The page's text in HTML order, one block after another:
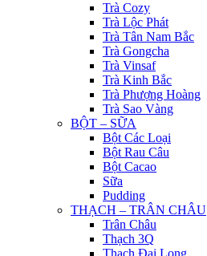
Trà Cozy
Trà Lộc Phát
Trà Tân Nam Bắc
Trà Gongcha
Trà Vinsaf
Trà Kinh Bắc
Trà Phượng Hoàng
Trà Sao Vàng
BỘT – SỮA
Bột Các Loại
Bột Rau Câu
Bột Cacao
Sữa
Pudding
THẠCH – TRÂN CHÂU
Trân Châu
Thạch 3Q
Thạch Đại Long